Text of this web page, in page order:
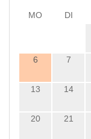
MO DI
6 7
13 14
20 21